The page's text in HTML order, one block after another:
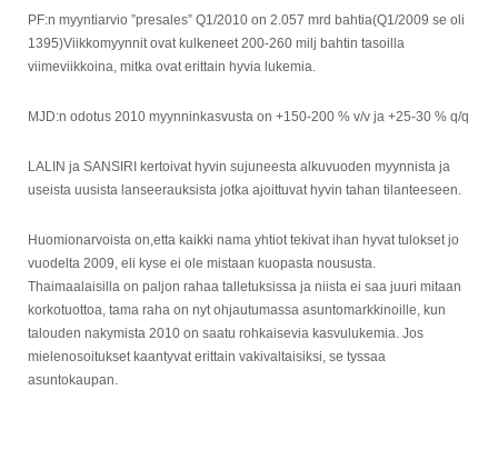
PF:n myyntiarvio ”presales” Q1/2010 on 2.057 mrd bahtia(Q1/2009 se oli
1395)Viikkomyynnit ovat kulkeneet 200-260 milj bahtin tasoilla
viimeviikkoina, mitka ovat erittain hyvia lukemia.
MJD:n odotus 2010 myynninkasvusta on +150-200 % v/v ja +25-30 % q/q
LALIN ja SANSIRI kertoivat hyvin sujuneesta alkuvuoden myynnista ja
useista uusista lanseerauksista jotka ajoittuvat hyvin tahan tilanteeseen.
Huomionarvoista on,etta kaikki nama yhtiot tekivat ihan hyvat tulokset jo
vuodelta 2009, eli kyse ei ole mistaan kuopasta noususta.
Thaimaalaisilla on paljon rahaa talletuksissa ja niista ei saa juuri mitaan
korkotuottoa, tama raha on nyt ohjautumassa asuntomarkkinoille, kun
talouden nakymista 2010 on saatu rohkaisevia kasvulukemia. Jos
mielenosoitukset kaantyvat erittain vakivaltaisiksi, se tyssaa
asuntokaupan.